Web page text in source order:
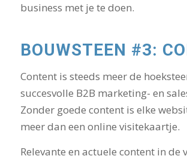
business met je te doen.
BOUWSTEEN #3:
Content is steeds meer de
succesvolle B2B marketing- en
Zonder goede content is elke
meer dan een online visitekaartje.
Relevante en actuele content in de